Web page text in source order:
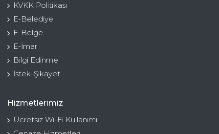
KVKK Politikası
E-Belediye
E-Belge
E-İmar
Bilgi Edinme
İstek-Şikayet
Hizmetlerimiz
Ücretsiz Wi-Fi Kullanımı